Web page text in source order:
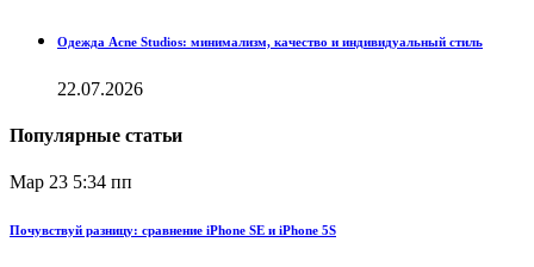
Одежда Acne Studios: минимализм, качество и индивидуальный стиль
22.07.2026
Популярные статьи
Мар 23 5:34 пп
Почувствуй разницу: сравнение iPhone SE и iPhone 5S